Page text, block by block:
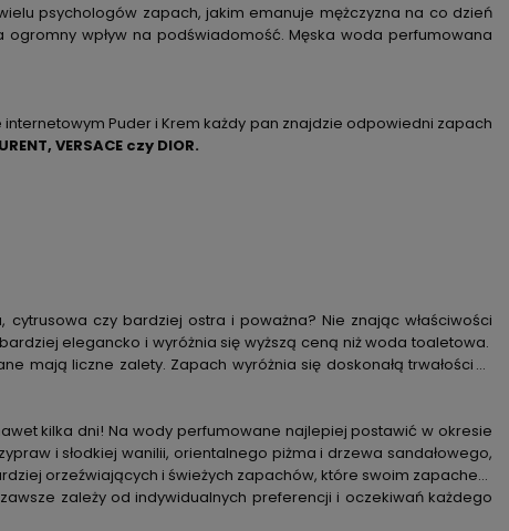
psychologów zapach, jakim emanuje mężczyzna na co dzień
wpływ na podświadomość. Męska woda perfumowana
Puder i Krem każdy pan znajdzie odpowiedni zapach
VERSACE czy DIOR.
czy bardziej ostra i poważna? Nie znając właściwości
elegancko i wyróżnia się wyższą ceną niż woda toaletowa.
mają liczne zalety. Zapach wyróżnia się doskonałą trwałością i
kilka dni! Na wody perfumowane najlepiej postawić w okresie
i słodkiej wanilii, orientalnego piżma i drzewa sandałowego,
orzeźwiających i świeżych zapachów, które swoim zapachem
zależy od indywidualnych preferencji i oczekiwań każdego